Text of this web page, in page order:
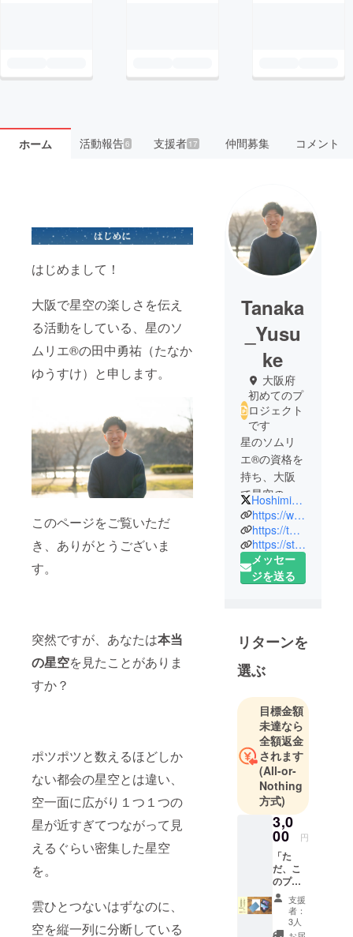
ホーム 活動報告6 支援者 17 仲間募集 コメント
はじめまして！
大阪で星空の楽しさを伝え
る活動をしている、星のソ
ムリエ®︎の田中勇祐（たなか
ゆうすけ）と申します。
このページをご覧いただ
き、ありがとうございま
す。
突然ですが、あなたは本当
の星空を見たことがありま
すか？
ポツポツと数えるほどしか
ない都会の星空とは違い、
空一面に広がり１つ１つの
星が近すぎてつながって見
えるぐらい密集した星空
を。
雲ひとつないはずなのに、
空を縦一列に分断している
Tanaka
_Yusu
ke
大阪府
初めてのプ
ロジェクト
です
星のソムリ
エ®︎の資格を
持ち、大阪
で星空の良
さを普及す
る活動をし
ています！
社会人天文
サークル
います。
今回、より
星空を楽し
んでほしい
と思い、ク
ラウドファ
ンディング
を行いまし
た！
温かいご支
援のほど、
よろしくお
願いいたし
ます。
Hoshimiru_stars
https://www.instagram.com/hosinoyado_pj/
https://twitter.com/hoshiakari_PJ
https://starry-blog.com/
メッセー
ジを送る
リターンを
選ぶ
目標金額
未達なら
全額返金
されます
(All-or-
Nothing
方式)
3,0
00 円
「た
だ、こ
のプロ
ジェク
トを応
援した
い！」
支援
者：
3人